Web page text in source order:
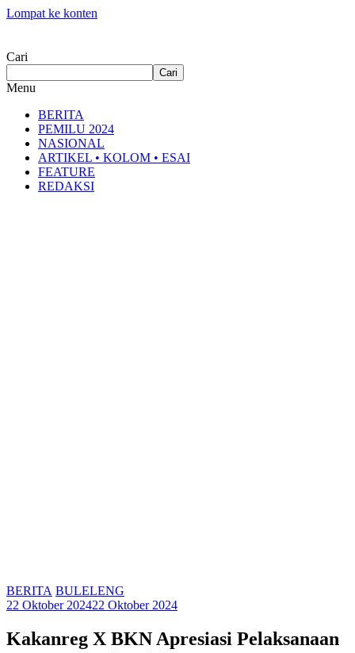
Lompat ke konten
Cari
Cari
Menu
BERITA
PEMILU 2024
NASIONAL
ARTIKEL • KOLOM • ESAI
FEATURE
REDAKSI
BERITA BULELENG
22 Oktober 202422 Oktober 2024
Kakanreg X BKN Apresiasi Pelaksanaan